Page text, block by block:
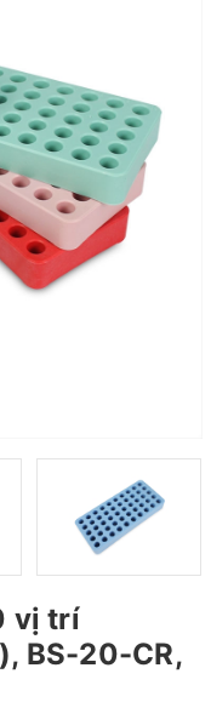
vị trí
BS-20-CR,